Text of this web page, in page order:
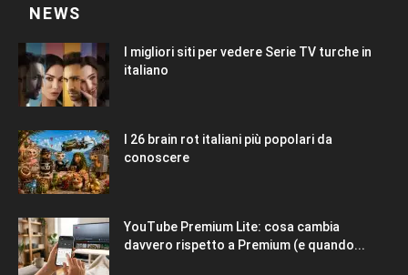
NEWS
I migliori siti per vedere Serie TV turche in
italiano
I 26 brain rot italiani più popolari da
conoscere
YouTube Premium Lite: cosa cambia
davvero rispetto a Premium (e quando...